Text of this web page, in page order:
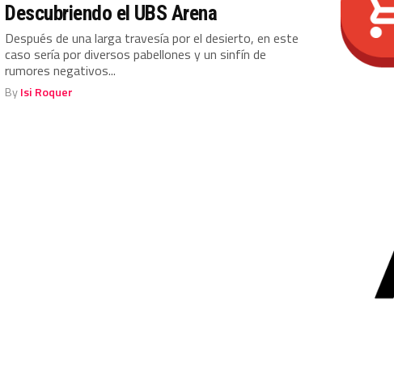
Descubriendo el UBS Arena
Después de una larga travesía por el desierto, en este
caso sería por diversos pabellones y un sinfín de
rumores negativos...
ByIsi Roquer